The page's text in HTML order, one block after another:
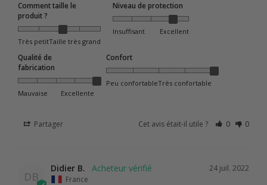
Comment taille le
produit ?
Très petitTaille très grand
Niveau de protection
Insuffisant Excellent
Qualité de
fabrication
Mauvaise Excellente
Confort
Peu confortableTrès confortable
Partager Cet avis était-il utile ? 0 0
DB
24 juil. 2022
Didier B.
France